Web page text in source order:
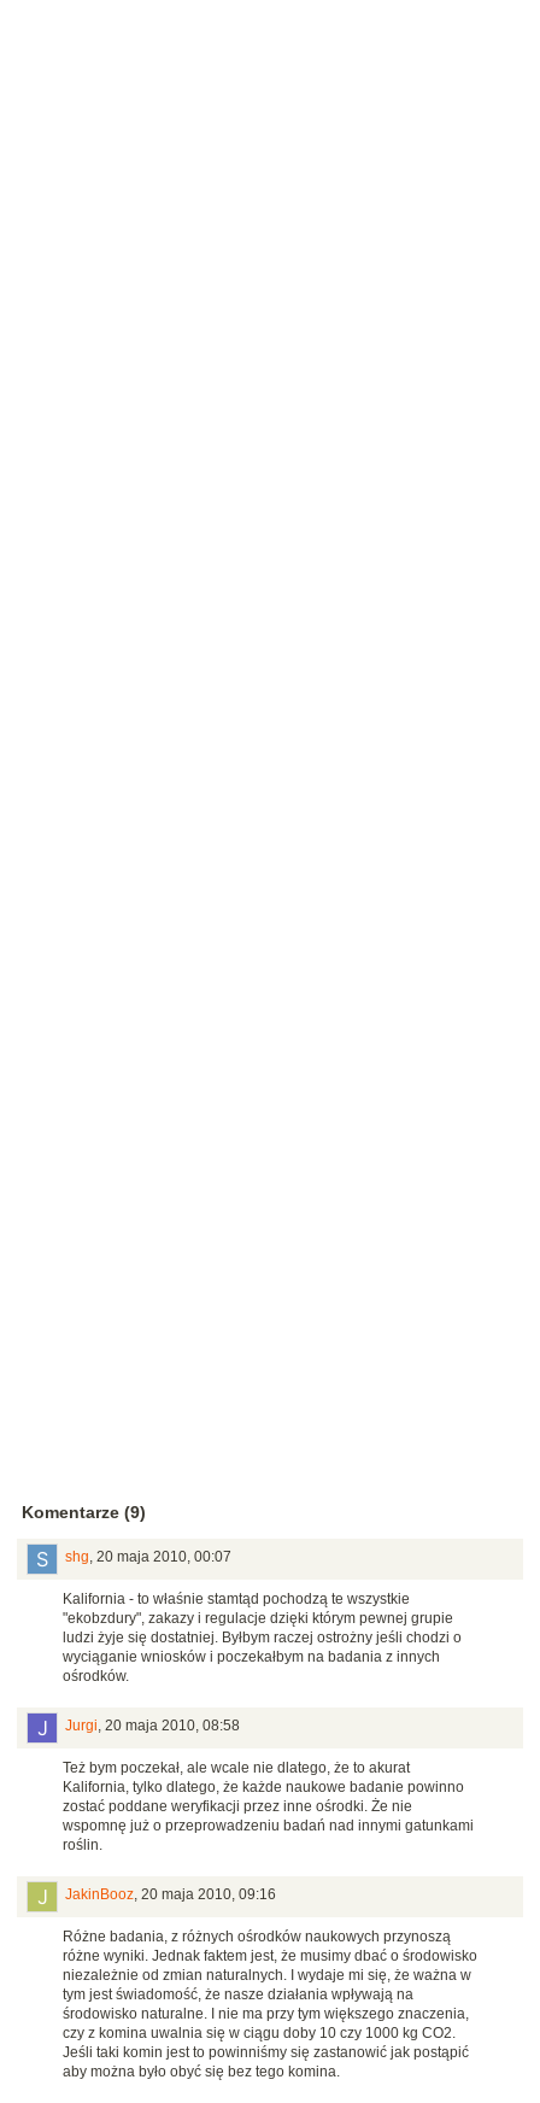
Komentarze (9)
shg 20 maja 2010, 00:07
Kalifornia - to właśnie stamtąd pochodzą te wszystkie
"ekobzdury", zakazy i regulacje dzięki którym pewnej grupie
ludzi żyje się dostatniej. Byłbym raczej ostrożny jeśli chodzi o
wyciąganie wniosków i poczekałbym na badania z innych
ośrodków.
Jurgi 20 maja 2010, 08:58
Też bym poczekał, ale wcale nie dlatego, że to akurat
Kalifornia, tylko dlatego, że każde naukowe badanie powinno
zostać poddane weryfikacji przez inne ośrodki. Że nie
wspomnę już o przeprowadzeniu badań nad innymi gatunkami
roślin.
JakinBooz 20 maja 2010, 09:16
Różne badania, z różnych ośrodków naukowych przynoszą
różne wyniki. Jednak faktem jest, że musimy dbać o środowisko
niezależnie od zmian naturalnych. I wydaje mi się, że ważna w
tym jest świadomość, że nasze działania wpływają na
środowisko naturalne. I nie ma przy tym większego znaczenia,
czy z komina uwalnia się w ciągu doby 10 czy 1000 kg CO2.
Jeśli taki komin jest to powinniśmy się zastanowić jak postąpić
aby można było obyć się bez tego komina.